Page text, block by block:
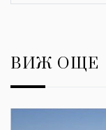
ВИЖ ОЩЕ